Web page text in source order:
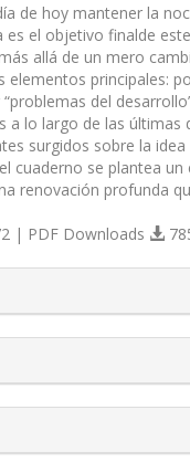
de hoy mantener la
es el objetivo finalde
allá de un mero
elementos principales:
del
a lo largo de las
surgidos sobre la
cuaderno se plantea
renovación profunda
| PDF Downloads